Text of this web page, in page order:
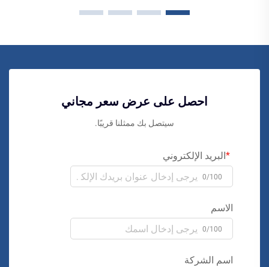
احصل على عرض سعر مجاني
سيتصل بك ممثلنا قريبًا.
البريد الإلكتروني
0/100
الاسم
0/100
اسم الشركة